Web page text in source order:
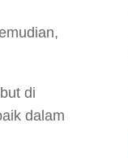
di
dalam